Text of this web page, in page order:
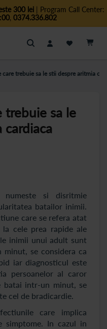
300 lei| Program Call Center:
, 0374.336.802
Cautare
trebuie sa le stii despre aritmia
trebuie sa le
si disritmie
batailor inimii.
care se refera atat
cele prea rapide ale
inimii unui adult sunt
se considera ca
iar diagnosticul este
persoanelor al caror
batai intr-un minut, se
cel de bradicardie.
care implica
In cazul in